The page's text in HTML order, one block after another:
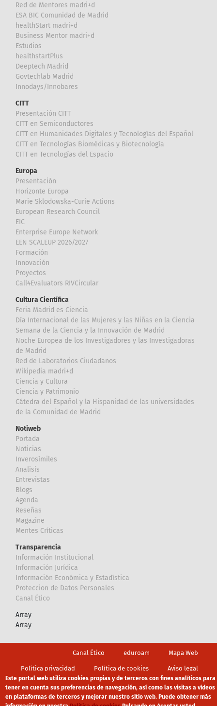
Red de Mentores madri+d
ESA BIC Comunidad de Madrid
healthStart madri+d
Business Mentor madri+d
Estudios
healthstartPlus
Deeptech Madrid
Govtechlab Madrid
Innodays/Innobares
CITT
Presentación CITT
CITT en Semiconductores
CITT en Humanidades Digitales y Tecnologías del Español
CITT en Tecnologías Biomédicas y Biotecnología
CITT en Tecnologías del Espacio
Europa
Presentación
Horizonte Europa
Marie Sklodowska-Curie Actions
European Research Council
EIC
Enterprise Europe Network
EEN SCALEUP 2026/2027
Formación
Innovación
Proyectos
Call4Evaluators RIVCircular
Cultura Científica
Feria Madrid es Ciencia
Día Internacional de las Mujeres y las Niñas en la Ciencia
Semana de la Ciencia y la Innovación de Madrid
Noche Europea de los Investigadores y las Investigadoras
de Madrid
Red de Laboratorios Ciudadanos
Wikipedia madri+d
Ciencia y Cultura
Ciencia y Patrimonio
Cátedra del Español y la Hispanidad de las universidades
de la Comunidad de Madrid
Notiweb
Portada
Noticias
Inverosímiles
Analisis
Entrevistas
Blogs
Agenda
Reseñas
Magazine
Mentes Críticas
Transparencia
Información Institucional
Información Jurídica
Información Económica y Estadística
Proteccion de Datos Personales
Canal Ético
Array
Array
Canal Ético eduroam Mapa Web
Política privacidad Política de cookies Aviso legal
Este portal web utiliza cookies propias y de terceros con fines analíticos para
tener en cuenta sus preferencias de navegación, así como las visitas a vídeos
en plataformas de terceros y mejorar nuestro sitio web. Puede obtener más